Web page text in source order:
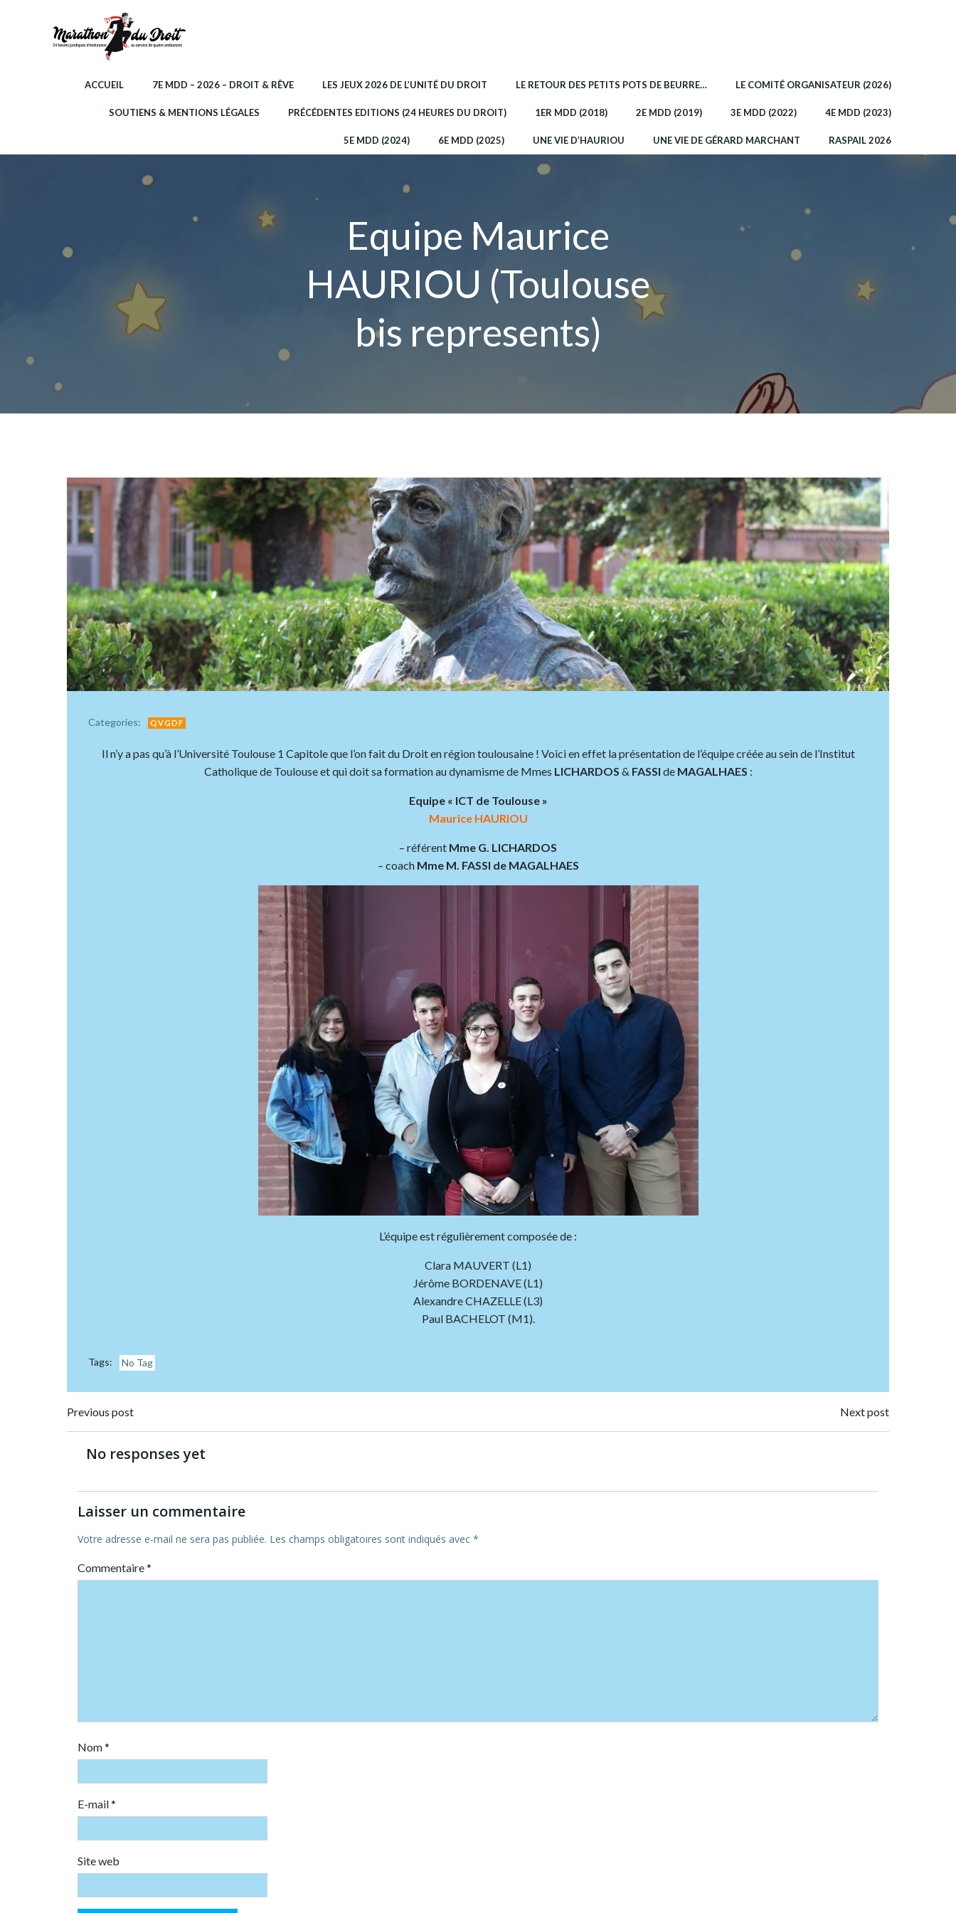
ACCUEIL 7E MDD – 2026 – DROIT & RÊVE LES JEUX 2026 DE L’UNITÉ DU DROIT LE RETOUR DES PETITS POTS DE BEURRE… LE COMITÉ ORGANISATEUR (2026)
SOUTIENS & MENTIONS LÉGALES PRÉCÉDENTES EDITIONS (24 HEURES DU DROIT) 1ER MDD (2018) 2E MDD (2019) 3E MDD (2022) 4E MDD (2023)
5E MDD (2024) 6E MDD (2025) UNE VIE D’HAURIOU UNE VIE DE GÉRARD MARCHANT RASPAIL 2026
Equipe Maurice
HAURIOU (Toulouse
bis represents)
Categories: QVGDF
Il n’y a pas qu’à l’Université Toulouse 1 Capitole que l’on fait du Droit en région toulousaine ! Voici en effet la présentation de l’équipe créée au sein de l’Institut
Catholique de Toulouse et qui doit sa formation au dynamisme de Mmes LICHARDOS & FASSI de MAGALHAES :
Equipe « ICT de Toulouse »
Maurice HAURIOU
– référent Mme G. LICHARDOS
– coachMme M. FASSI de MAGALHAES
L’équipe est régulièrement composée de :
Clara MAUVERT (L1)
Jérôme BORDENAVE (L1)
Alexandre CHAZELLE (L3)
Paul BACHELOT (M1).
Tags: No Tag
Post
navigation
Previous post Next post
No responses yet
Laisser un commentaire
Votre adresse e-mail ne sera pas publiée. Les champs obligatoires sont indiqués avec *
Commentaire*
Nom*
E-mail*
Site web